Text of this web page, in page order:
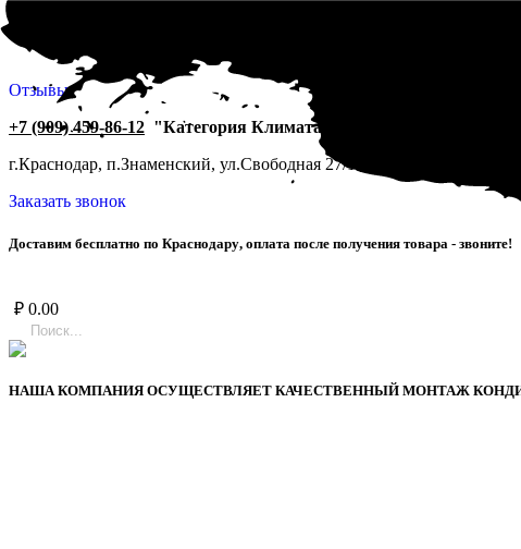
Отзывы
+7 (909) 459-86-12 "Категория Климата"
г.Краснодар, п.Знаменский, ул.Свободная 27/1.
Заказать звонок
Доставим бесплатно по Краснодару, оплата после получения товара - звоните!
₽ 0.00
НАША КОМПАНИЯ ОСУЩЕСТВЛЯЕТ КАЧЕСТВЕННЫЙ МОНТАЖ